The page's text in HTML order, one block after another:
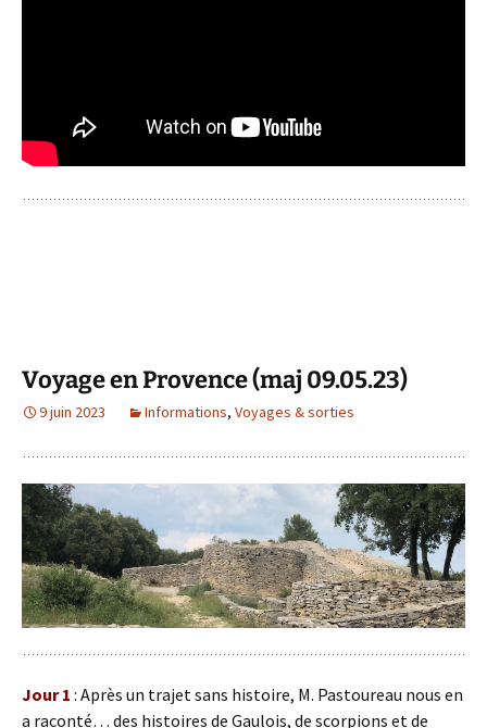
Voyage en Provence (maj 09.05.23)
9 juin 2023 Informations, Voyages & sorties
Jour 1 : Après un trajet sans histoire, M. Pastoureau nous en
a raconté… des histoires de Gaulois, de scorpions et de